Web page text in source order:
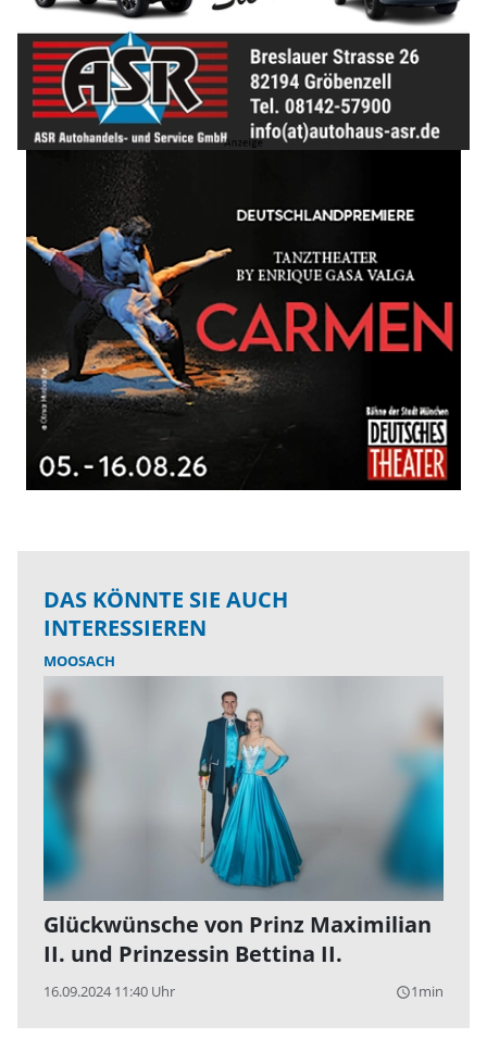
DAS KÖNNTE SIE AUCH
INTERESSIEREN
MOOSACH
Glückwünsche von Prinz Maximilian
II. und Prinzessin Bettina II.
16.09.2024 11:40 Uhr query_builder1min